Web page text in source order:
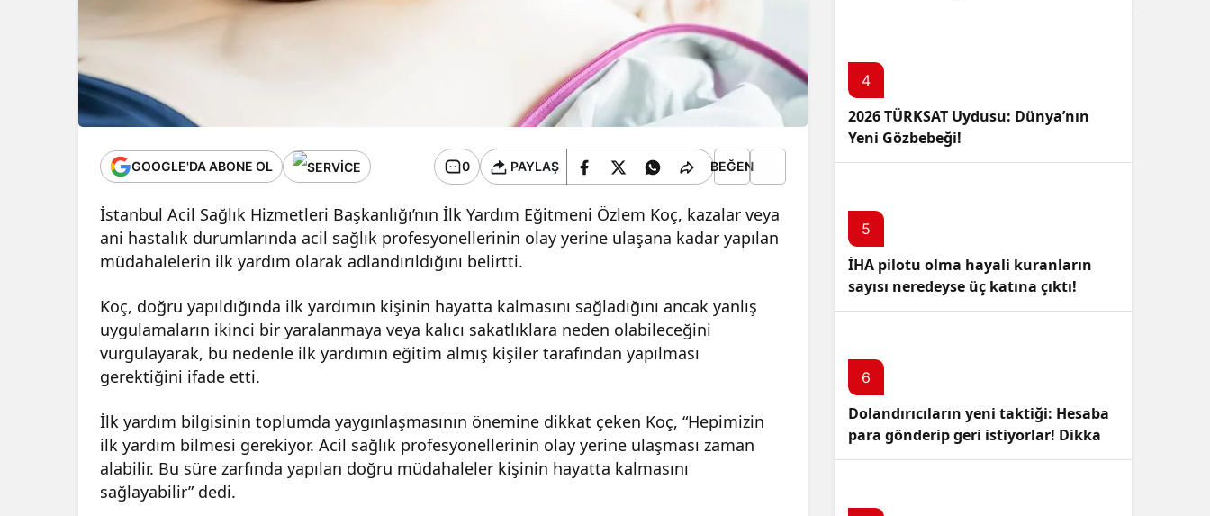
GOOGLE'DA ABONE OL 0 PAYLAŞ BEĞEN
İstanbul Acil Sağlık Hizmetleri Başkanlığı’nın İlk Yardım Eğitmeni Özlem Koç, kazalar veya
ani hastalık durumlarında acil sağlık profesyonellerinin olay yerine ulaşana kadar yapılan
müdahalelerin ilk yardım olarak adlandırıldığını belirtti.
Koç, doğru yapıldığında ilk yardımın kişinin hayatta kalmasını sağladığını ancak yanlış
uygulamaların ikinci bir yaralanmaya veya kalıcı sakatlıklara neden olabileceğini
vurgulayarak, bu nedenle ilk yardımın eğitim almış kişiler tarafından yapılması
gerektiğini ifade etti.
İlk yardım bilgisinin toplumda yaygınlaşmasının önemine dikkat çeken Koç, “Hepimizin
ilk yardım bilmesi gerekiyor. Acil sağlık profesyonellerinin olay yerine ulaşması zaman
alabilir. Bu süre zarfında yapılan doğru müdahaleler kişinin hayatta kalmasını
sağlayabilir” dedi.
4
2026 TÜRKSAT Uydusu: Dünya’nın
Yeni Gözbebeği!
5
İHA pilotu olma hayali kuranların
sayısı neredeyse üç katına çıktı!
6
Dolandırıcıların yeni taktiği: Hesaba
para gönderip geri istiyorlar! Dikkat
Edin!